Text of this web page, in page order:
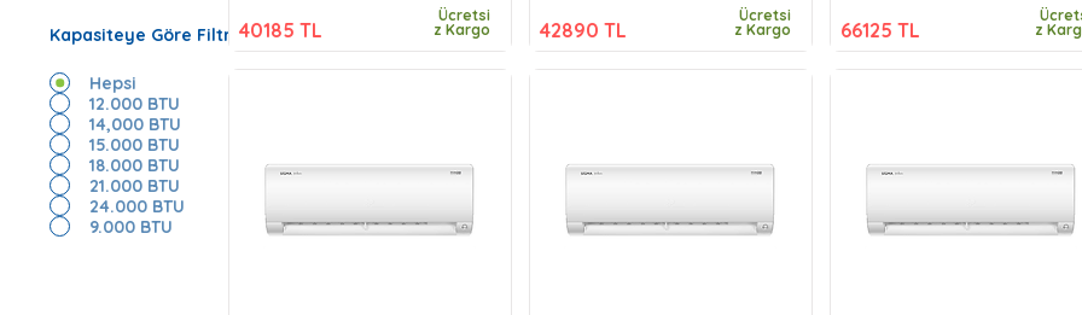
Kapasiteye Göre Filtrele
Hepsi
12.000 BTU
14,000 BTU
15.000 BTU
18.000 BTU
21.000 BTU
24.000 BTU
9.000 BTU
40185 TL
Ücretsi
z Kargo
42890 TL
Ücretsi
z Kargo
66125 TL
z